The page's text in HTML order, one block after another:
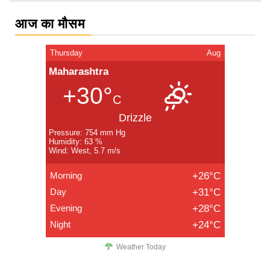
आज का मौसम
Thursday Aug
Maharashtra
+30°C
Drizzle
Pressure: 754 mm Hg
Humidity: 63 %
Wind: West, 5.7 m/s
Morning +26°C
Day +31°C
Evening +28°C
Night +24°C
Weather Today